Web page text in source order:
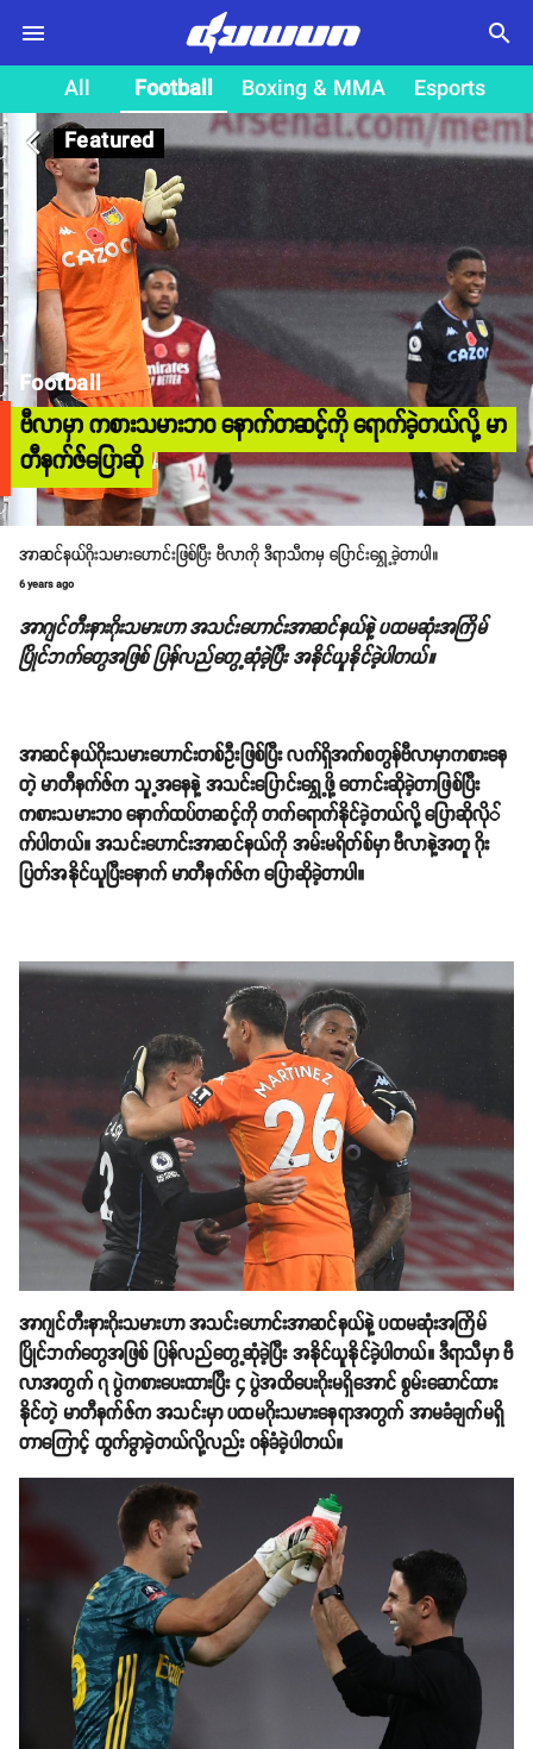
search
All Football Boxing & MMA
Esports
Featured
arrow_back_ios
Football
ဗီလာမှာ ကစားသမားဘဝ နောက်တဆင့်ကို ရောက်ခဲ့တယ်လို့ မာ
တီနက်ဇ်ပြောဆို
အာဆင်နယ်ဂိုးသမားဟောင်းဖြစ်ပြီး ဗီလာကို ဒီရာသီကမှ ပြောင်းရွှေ့ခဲ့တာပါ။
6 years ago
အာဂျင်တီးနားဂိုးသမားဟာ အသင်းဟောင်းအာဆင်နယ်နဲ့ ပထမဆုံးအကြိမ်
ပြိုင်ဘက်တွေအဖြစ် ပြန်လည်တွေ့ဆုံခဲ့ပြီး အနိုင်ယူနိုင်ခဲ့ပါတယ်။
အာဆင်နယ်ဂိုးသမားဟောင်းတစ်ဦးဖြစ်ပြီး လက်ရှိအက်စတွန်ဗီလာမှာကစားနေ
တဲ့ မာတီနက်ဇ်က သူ့အနေနဲ့ အသင်းပြောင်းရွှေ့ဖို့ တောင်းဆိုခဲ့တာဖြစ်ပြီး
ကစားသမားဘဝ နောက်ထပ်တဆင့်ကို တက်ရောက်နိုင်ခဲ့တယ်လို့ ပြောဆိုလို်
က်ပါတယ်။ အသင်းဟောင်းအာဆင်နယ်ကို အမ်းမရိတ်စ်မှာ ဗီလာနဲ့အတူ ဂိုး
ပြတ်အနိုင်ယူပြီးနောက် မာတီနက်ဇ်က ပြောဆိုခဲ့တာပါ။
အာဂျင်တီးနားဂိုးသမားဟာ အသင်းဟောင်းအာဆင်နယ်နဲ့ ပထမဆုံးအကြိမ်
ပြိုင်ဘက်တွေအဖြစ် ပြန်လည်တွေ့ဆုံခဲ့ပြီး အနိုင်ယူနိုင်ခဲ့ပါတယ်။ ဒီရာသီမှာ ဗီ
လာအတွက် ၇ ပွဲကစားပေးထားပြီး ၄ ပွဲအထိပေးဂိုးမရှိအောင် စွမ်းဆောင်ထား
နိုင်တဲ့ မာတီနက်ဇ်က အသင်းမှာ ပထမဂိုးသမားနေရာအတွက် အာမခံချက်မရှိ
တာကြောင့် ထွက်ခွာခဲ့တယ်လို့လည်း ဝန်ခံခဲ့ပါတယ်။